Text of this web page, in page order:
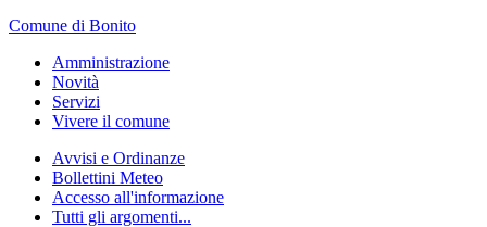
Comune di Bonito
Amministrazione
Novità
Servizi
Vivere il comune
Avvisi e Ordinanze
Bollettini Meteo
Accesso all'informazione
Tutti gli argomenti...